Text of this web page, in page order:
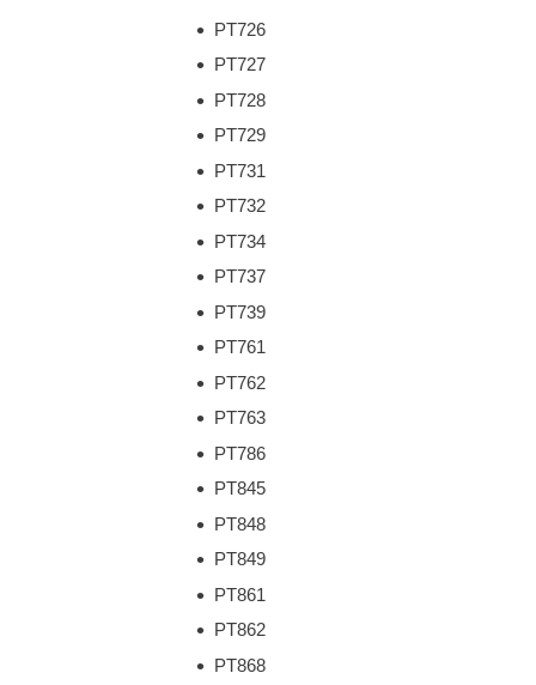
PT726
PT727
PT728
PT729
PT731
PT732
PT734
PT737
PT739
PT761
PT762
PT763
PT786
PT845
PT848
PT849
PT861
PT862
PT868